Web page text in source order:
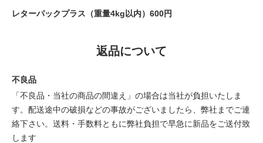
レターパックプラス（重量4kg以内）600円
返品について
不良品
「不良品・当社の商品の間違え」の場合は当社が負担いたしま
す。配送途中の破損などの事故がございましたら、弊社までご連
絡下さい。送料・手数料ともに弊社負担で早急に新品をご送付致
します